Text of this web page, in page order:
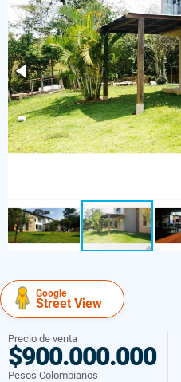
Google
Street View
Precio de venta
$900.000.000
Pesos Colombianos